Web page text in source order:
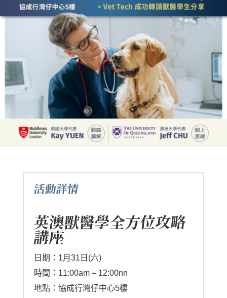
活動詳情
英澳獸醫學全方位攻略
講座​​
日期：1月31日(六)
時間：11:00am – 12:00nn
地點：協成行灣仔中心5樓